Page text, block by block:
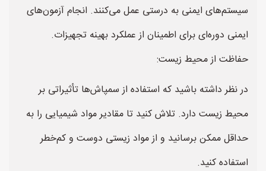
سیستم‌های ایمنی به درستی عمل می‌کنند. انجام آزمون‌های
ایمنی دوره‌ای برای اطمینان از عملکرد بهینه تجهیزات.
حفاظت از محیط زیست:
در نظر داشته باشید که استفاده از سمپاش‌ها تأثیراتی بر
محیط زیست دارد. تلاش کنید تا مقادیر مواد شیمیایی را به
حداقل ممکن برسانید و از مواد زیستی دوست و کم‌خطر
استفاده کنید.